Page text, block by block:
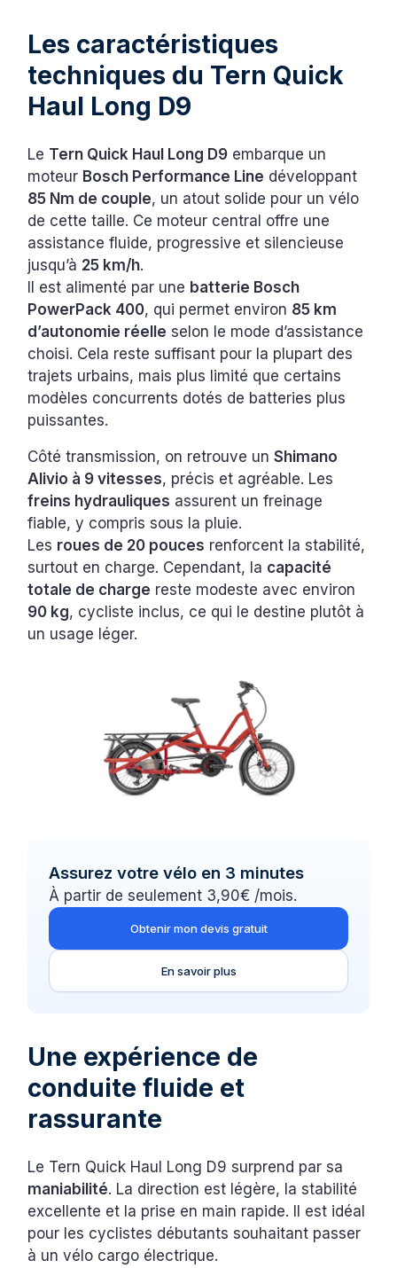
Les caractéristiques
techniques du Tern Quick
Haul Long D9
Le Tern Quick Haul Long D9 embarque un
moteur Bosch Performance Line développant
85 Nm de couple, un atout solide pour un vélo
de cette taille. Ce moteur central offre une
assistance fluide, progressive et silencieuse
jusqu’à 25 km/h.
Il est alimenté par une batterie Bosch
PowerPack 400, qui permet environ 85 km
d’autonomie réelle selon le mode d’assistance
choisi. Cela reste suffisant pour la plupart des
trajets urbains, mais plus limité que certains
modèles concurrents dotés de batteries plus
puissantes.
Côté transmission, on retrouve unShimano
Alivio à 9 vitesses, précis et agréable. Les
freins hydrauliques assurent un freinage
fiable, y compris sous la pluie.
Les roues de 20 pouces renforcent la stabilité,
surtout en charge. Cependant, la capacité
totale de charge reste modeste avec environ
90 kg, cycliste inclus, ce qui le destine plutôt à
un usage léger.
Assurez votre vélo en 3 minutes
À partir de seulement 3,90€ /mois.
Obtenir mon devis gratuit
En savoir plus
Une expérience de
conduite fluide et
rassurante
Le Tern Quick Haul Long D9 surprend par sa
maniabilité. La direction est légère, la stabilité
excellente et la prise en main rapide. Il est idéal
pour les cyclistes débutants souhaitant passer
à un vélo cargo électrique.